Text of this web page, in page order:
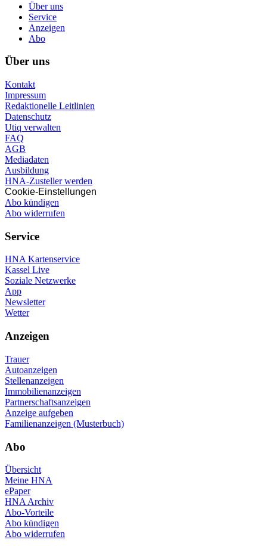
Über uns
Service
Anzeigen
Abo
Über uns
Kontakt
Impressum
Redaktionelle Leitlinien
Datenschutz
Utiq verwalten
FAQ
AGB
Mediadaten
Ausbildung
HNA-Zusteller werden
Cookie-Einstellungen
Abo kündigen
Abo widerrufen
Service
HNA Kartenservice
Kassel Live
Soziale Netzwerke
App
Newsletter
Wetter
Anzeigen
Trauer
Autoanzeigen
Stellenanzeigen
Immobilienanzeigen
Partnerschaftsanzeigen
Anzeige aufgeben
Familienanzeigen (Musterbuch)
Abo
Übersicht
Meine HNA
ePaper
HNA Archiv
Abo-Vorteile
Abo kündigen
Abo widerrufen